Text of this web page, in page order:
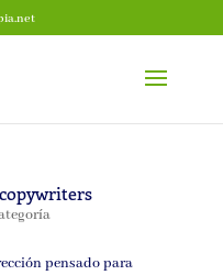
pensado para